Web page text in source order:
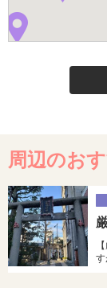
周辺のお
ぶ